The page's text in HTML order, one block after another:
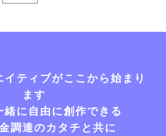
ティブがここから始まり
ます
緒に自由に創作できる
調達のカタチと共に